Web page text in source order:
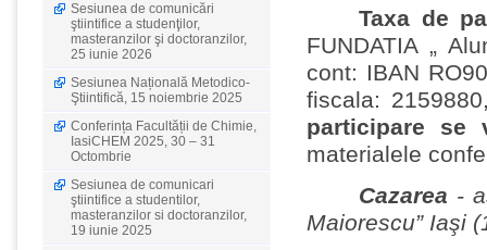
Sesiunea de comunicări
ştiintifice a studenţilor,
masteranzilor şi doctoranzilor,
25 iunie 2026
Sesiunea Națională Metodico-
Ştiintifică, 15 noiembrie 2025
Conferința Facultății de Chimie,
IasiCHEM 2025, 30 – 31
Octombrie
Sesiunea de comunicari
ştiintifice a studentilor,
masteranzilor si doctoranzilor,
19 iunie 2025
Taxa de
FUNDATIA „
cont: IBAN
fiscala:
participare se
materialele
Cazarea -
Maiorescu” Iaşi